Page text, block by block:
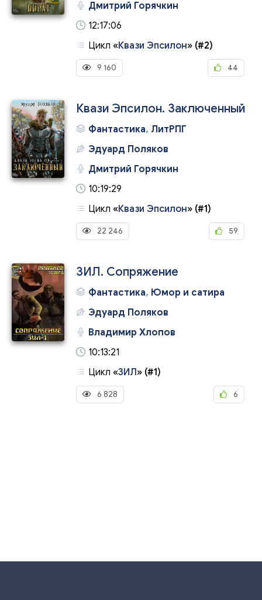
Дмитрий Горячкин
12:17:06
Цикл «Квази Эпсилон» (#2)
9 160 44
Квази Эпсилон. Заключенный
Фантастика, ЛитРПГ
Эдуард Поляков
Дмитрий Горячкин
10:19:29
Цикл «Квази Эпсилон» (#1)
22 246 59
ЗИЛ. Сопряжение
Фантастика, Юмор и сатира
Эдуард Поляков
Владимир Хлопов
10:13:21
Цикл «ЗИЛ» (#1)
6 828 6